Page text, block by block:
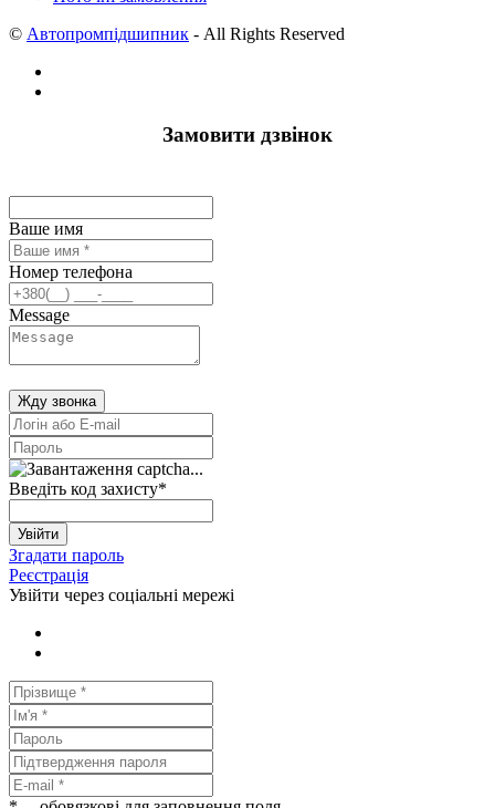
© Автопромпідшипник - All Rights Reserved
Замовити дзвінок
Ваше имя
Номер телефона
Message
Жду звонка
Введіть код захисту*
Увійти
Згадати пароль
Реєстрація
Увійти через соціальні мережі